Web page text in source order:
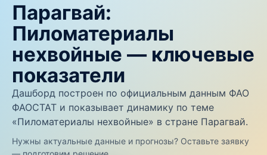
Парагвай:
Пиломатериалы
нехвойные — ключевые
показатели
Дашборд построен по официальным данным ФАО
ФАОСТАТ и показывает динамику по теме
«Пиломатериалы нехвойные» в стране Парагвай.
Нужны актуальные данные и прогнозы? Оставьте заявку